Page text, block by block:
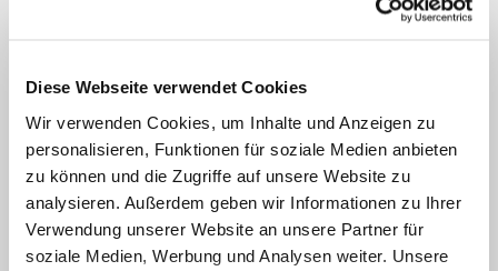
Diese Webseite verwendet Cookies
Wir verwenden Cookies, um Inhalte und Anzeigen zu
personalisieren, Funktionen für soziale Medien anbieten
zu können und die Zugriffe auf unsere Website zu
analysieren. Außerdem geben wir Informationen zu Ihrer
Verwendung unserer Website an unsere Partner für
soziale Medien, Werbung und Analysen weiter. Unsere
Kirche zu übernehmen. Die Mentoren mit
unterschiedlichen Feldern kirchlicher
Arbeit unterstützten sie dabei, ihre
Stärken zu erkennen und auszubauen.
Damit wende sich das Förderprogramm
auch gegen eine traditionelle Vorstellung,
die Frauen keine Führungskompetenz